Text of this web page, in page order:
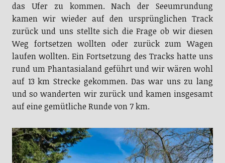
das Ufer zu kommen. Nach der Seeumrundung
kamen wir wieder auf den ursprünglichen Track
zurück und uns stellte sich die Frage ob wir diesen
Weg fortsetzen wollten oder zurück zum Wagen
laufen wollten. Ein Fortsetzung des Tracks hatte uns
rund um Phantasialand geführt und wir wären wohl
auf 13 km Strecke gekommen. Das war uns zu lang
und so wanderten wir zurück und kamen insgesamt
auf eine gemütliche Runde von 7 km.